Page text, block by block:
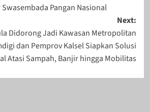
Pangan Nasional
Next:
Didorong Jadi Kawasan Metropolitan
dan Pemprov Kalsel Siapkan Solusi
Atasi Sampah, Banjir hingga Mobilitas